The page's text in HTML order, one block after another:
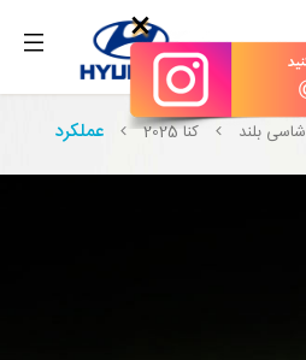
×
شاسی بلند کنا 2025 عملکرد